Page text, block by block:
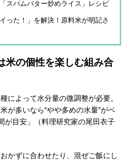
スパムバター炒めライス」レシピ
った！」を解決！原料米が明記さ
米の個性を楽しむ組み合
によって水分量の微調整が必要。
が多いなら“やや多めの水量”がベ
が目安」（料理研究家の尾田衣子
かずに合わせたり、混ぜご飯にし